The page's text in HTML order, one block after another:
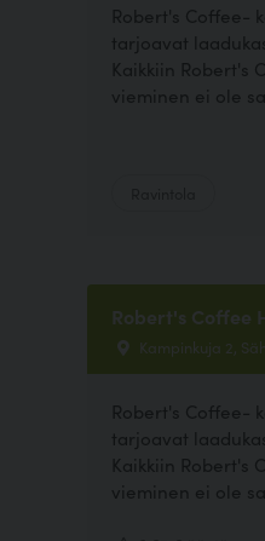
Robert's Coffee-
tarjoavat
Kaikkiin Robert's
vieminen ei ole
Robert's Coffee
Kampinkuja 2,
Robert's Coffee-
tarjoavat
Kaikkiin Robert's
vieminen ei ole